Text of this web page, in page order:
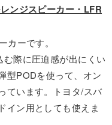
ンジスピーカー・LFR
カーです。
際に圧迫感が出にくい
型PODを使って、オン
ています。トヨタ/スバ
イン用としても使えま